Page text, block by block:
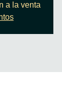
a la venta